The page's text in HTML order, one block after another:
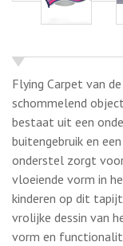
Flying Carpet van
schommelend
bestaat uit een
buitengebruik en
onderstel zorgt
vloeiende vorm in
kinderen op dit
vrolijke dessin van
vorm en